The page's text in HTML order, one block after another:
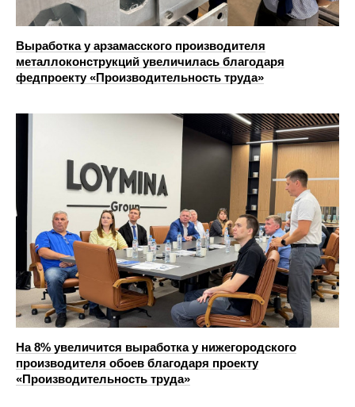
Выработка у арзамасского производителя
металлоконструкций увеличилась благодаря
федпроекту «Производительность труда»
На 8% увеличится выработка у нижегородского
производителя обоев благодаря проекту
«Производительность труда»